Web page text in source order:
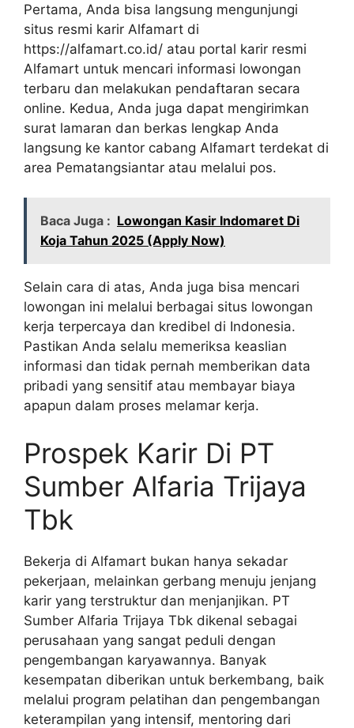
Pertama, Anda bisa langsung mengunjungi
situs resmi karir Alfamart di
https://alfamart.co.id/ atau portal karir resmi
Alfamart untuk mencari informasi lowongan
terbaru dan melakukan pendaftaran secara
online. Kedua, Anda juga dapat mengirimkan
surat lamaran dan berkas lengkap Anda
langsung ke kantor cabang Alfamart terdekat di
area Pematangsiantar atau melalui pos.
Baca Juga : Lowongan Kasir Indomaret Di
Koja Tahun 2025 (Apply Now)
Selain cara di atas, Anda juga bisa mencari
lowongan ini melalui berbagai situs lowongan
kerja terpercaya dan kredibel di Indonesia.
Pastikan Anda selalu memeriksa keaslian
informasi dan tidak pernah memberikan data
pribadi yang sensitif atau membayar biaya
apapun dalam proses melamar kerja.
Prospek Karir Di PT
Sumber Alfaria Trijaya
Tbk
Bekerja di Alfamart bukan hanya sekadar
pekerjaan, melainkan gerbang menuju jenjang
karir yang terstruktur dan menjanjikan. PT
Sumber Alfaria Trijaya Tbk dikenal sebagai
perusahaan yang sangat peduli dengan
pengembangan karyawannya. Banyak
kesempatan diberikan untuk berkembang, baik
melalui program pelatihan dan pengembangan
keterampilan yang intensif, mentoring dari